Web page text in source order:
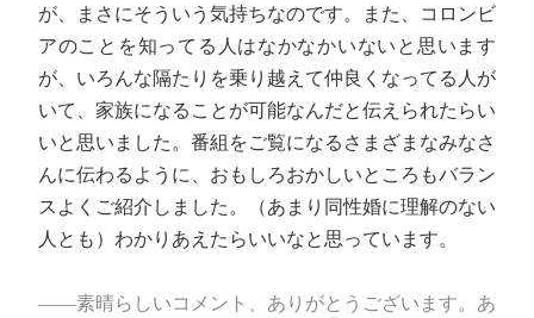
が、まさにそういう気持ちなのです。また、コロンビ
アのことを知ってる人はなかなかいないと思います
が、いろんな隔たりを乗り越えて仲良くなってる人が
いて、家族になることが可能なんだと伝えられたらい
いと思いました。番組をご覧になるさまざまなみなさ
んに伝わるように、おもしろおかしいところもバラン
スよくご紹介しました。（あまり同性婚に理解のない
人とも）わかりあえたらいいなと思っています。
――素晴らしいコメント、ありがとうございます。あ